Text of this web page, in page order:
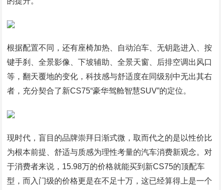
根据配置不同，还有座椅加热、自动泊车、无钥匙进入、按
键手刹、全景影像、下坡辅助、全景天窗、后排空调出风口
等，翻天覆地的变化，科技感与舒适度在同级别中无出其右
者，充分契合了新CS75“豪华驾舱智慧SUV”的定位。
现时代，盲目的品牌崇拜日渐式微，取而代之的是以性价比
为根本前提、舒适与质感为理性考量的汽车消费新观念。对
于消费者来说，15.98万的价格就能买到新CS75的顶配车
型，而入门级的价格更是在不足十万，这已经算得上是一个